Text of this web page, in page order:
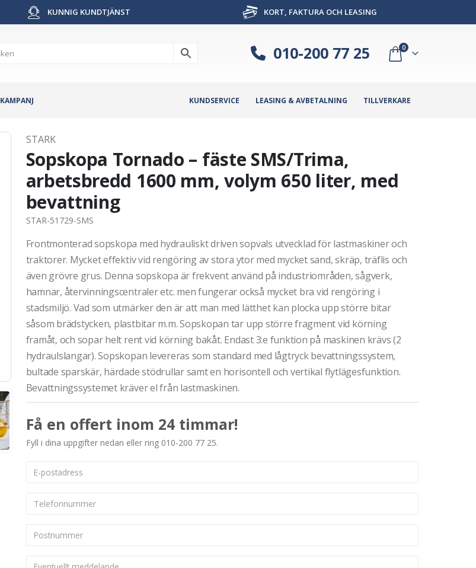
KUNNIG KUNDTJÄNST KORT, FAKTURA OCH LEASING
010-200 77 25 0
KAMPANJ KUNDSERVICE LEASING & AVBETALNING TILLVERKARE
STARK
Sopskopa Tornado – fäste SMS/Trima,
arbetsbredd 1600 mm, volym 650 liter, med
bevattning
STAR-51729-SMS
Frontmonterad sopskopa med hydrauliskt driven sopvals utvecklad för lastmaskiner och
traktorer. Mycket effektiv vid rengöring av stora ytor med mycket sand, skräp, träflis och
även grövre grus. Denna sopskopa är frekvent använd på industriområden, sågverk,
hamnar, återvinningscentraler etc. men fungerar också mycket bra vid rengöring i
stadsmiljö. Vad som utmärker den är att man med lätthet kan plocka upp större bitar
såsom brädstycken, plastbitar m.m. Sopskopan tar upp större fragment vid körning
framåt, och sopar helt rent vid körning bakåt. Endast 3:e funktion på maskinen krävs (2
hydraulslangar). Sopskopan levereras som standard med lågtryck bevattningssystem,
bultade sparskär, härdade stödrullar samt en horisontell och vertikal flytlägesfunktion.
Bevattningssystemet kräver el från lastmaskinen.
Få en offert inom 24 timmar!
Fyll i dina uppgifter nedan eller ring 010-200 77 25.